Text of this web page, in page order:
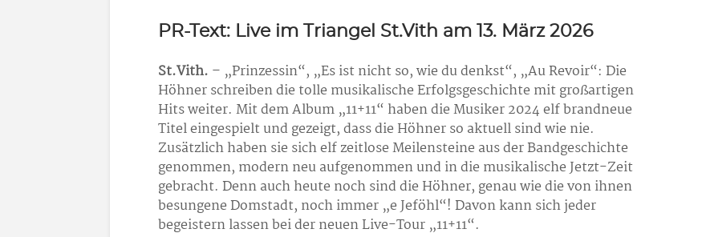
PR-Text: Live im Triangel St.Vith am 13. März 2026
St.Vith. – „Prinzessin“, „Es ist nicht so, wie du denkst“, „Au Revoir“: Die
Höhner schreiben die tolle musikalische Erfolgsgeschichte mit großartigen
Hits weiter. Mit dem Album „11+11“ haben die Musiker 2024 elf brandneue
Titel eingespielt und gezeigt, dass die Höhner so aktuell sind wie nie.
Zusätzlich haben sie sich elf zeitlose Meilensteine aus der Bandgeschichte
genommen, modern neu aufgenommen und in die musikalische Jetzt-Zeit
gebracht. Denn auch heute noch sind die Höhner, genau wie die von ihnen
besungene Domstadt, noch immer „e Jeföhl“! Davon kann sich jeder
begeistern lassen bei der neuen Live-Tour „11+11“.